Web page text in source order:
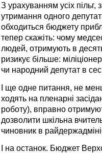
З урахуванням усіх пільг,
утримання одного
обходиться бюджету
тепер скажіть: чому
людей, отримують в
ризикує більше:
чи народний депутат в
І ще одне питання, не
ходять на пленарні
роботу), вправно
дозволити шкільна
чиновник в
І на останок. Бюджет